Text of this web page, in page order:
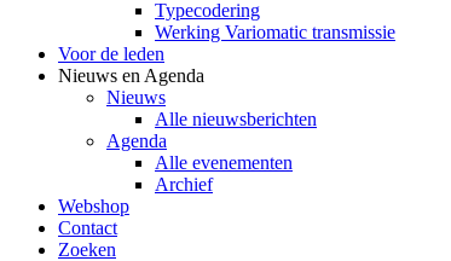
Typecodering
Werking Variomatic transmissie
Voor de leden
Nieuws en Agenda
Nieuws
Alle nieuwsberichten
Agenda
Alle evenementen
Archief
Webshop
Contact
Zoeken